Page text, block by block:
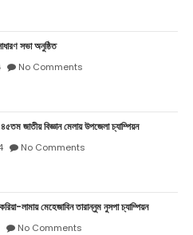
সভা অনুষ্ঠিত
No Comments
জাতীয় বিজ্ঞান মেলায় উপজেলা চ্যাম্পিয়ন
No Comments
লামায় মেহেজাবিন তারান্নুম নুসপা চ্যাম্পিয়ন
No Comments